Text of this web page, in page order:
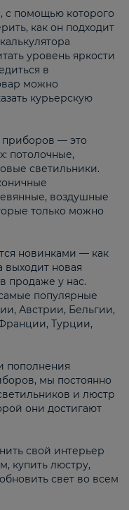
с помощью которого
как он подходит
уровень яркости
в
можно
курьерскую
приборов — это
потолочные,
светильники.
воздушные
только можно
новинками — как
выходит новая
продаже у нас.
популярные
Австрии, Бельгии,
Турции,
пополнения
мы постоянно
и люстр
они достигают
свой интерьер
купить люстру,
свет во всем